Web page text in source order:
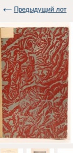
Предыдущий лот